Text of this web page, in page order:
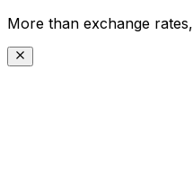
More than exchange rates,